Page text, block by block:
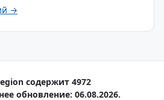
→
содержит 4972
обновление: 06.08.2026.